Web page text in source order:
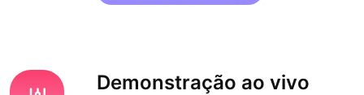
Demonstração ao vivo